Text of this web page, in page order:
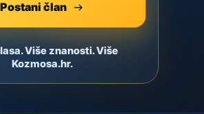
Postani član
Više znanosti. Više
Kozmosa.hr.